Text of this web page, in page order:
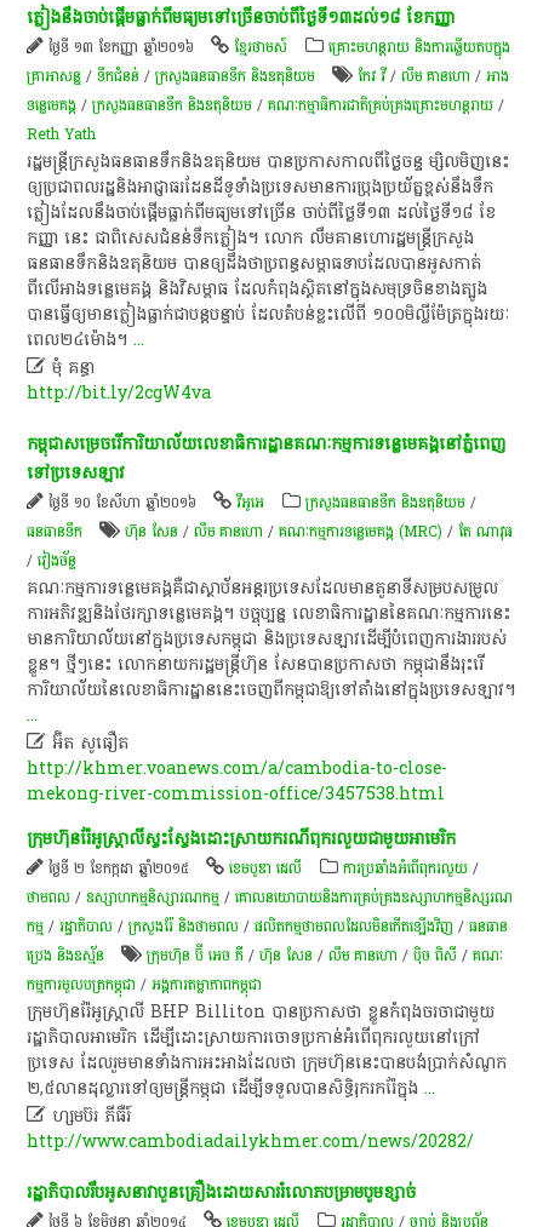
ភ្លៀង​​នឹង​ចាប់​ផ្តើម​ធ្លាក់​ពី​មធ្យម​ទៅ​ច្រើន​ចាប់​ពី​ថ្ងៃ​ទី​១៣​ដល់​​​១៨ ​ខែ​កញ្ញា
ថ្ងៃទី ១៣ ខែកញ្ញា ឆ្នាំ២០១៦ ខ្មែរថាមស៍
គ្រោះមហន្តរាយ និងការឆ្លើយតបក្នុង
គ្រាអាសន្ន /ទឹកជំនន់ /ក្រសួងធនធានទឹក និងឧតុនិយម កែវ វី/លឹម គាន​ហោ /អាង
ទន្លេមេគង្គ /ក្រសួងធនធានទឹក និងឧតុនិយម /គណៈកម្មាធិការ​ជាតិ​គ្រប់​គ្រង​គ្រោះ​មហន្តរាយ​ /
Reth Yath
រដ្ឋមន្ត្រីក្រសួងធនធានទឹកនិងឧតុនិយម បានប្រកាសកាលពីថ្ងៃចន្ទ ម្សិលមិញនេះ
ឲ្យប្រជាពលរដ្ឋនិងអាជ្ញាធរដែនដីទូទាំងប្រទេសមានការប្រុងប្រយ័ត្នខ្ពស់នឹងទឹក
ភ្លៀងដែលនឹងចាប់ផ្តើមធ្លាក់ពីមធ្យមទៅច្រើន ចាប់ពីថ្ងៃទី១៣ ដល់ថ្ងៃទី១៨ ខែ
កញ្ញា នេះ ជាពិសេសជំនន់ទឹកភ្លៀង។ លោក លឹមគានហោរដ្ឋមន្ត្រីក្រសួង
ធនធានទឹកនិងឧតុនិយម បានឲ្យដឹងថាប្រពន្ធសម្ពាធទាបដែលបានអូសកាត់
ពីលើអាងទន្លេមេគង្គ និងវិសម្ពាធ ដែលកំពុងស្ថិតនៅក្នុងសមុទ្រចិនខាងត្បូង
បានធ្វើឲ្យមានភ្លៀងធ្លាក់ជាបន្តបន្ទាប់ ដែលតំបន់ខ្លះលើពី ១០០មិល្លីម៉ែត្រក្នុងរយៈ
ពេល២៤ម៉ោង។...
 មុំ គន្ធា
http://bit.ly/2cgW4va
កម្ពុជា​សម្រេច​រើ​ការិយាល័យ​​លេខាធិការដ្ឋាន​គណៈកម្មការ​ទន្លេ​មេគង្គ​នៅ​ភ្នំពេញ​
ទៅ​ប្រទេស​ឡាវ​
ថ្ងៃទី ១០ ខែសីហា ឆ្នាំ២០១៦ វីអូអេ ក្រសួងធនធានទឹក និងឧតុនិយម /
ធនធាន​ទឹក​
ហ៊ុន សែន /លឹម គាន​ហោ /គណៈកម្មការ​ទន្លេ​មេគង្គ (MRC) /តែ ណាវុធ
/វៀង​ច័ន្ទ​
គណៈកម្មការទន្លេមេគង្គគឺជាស្ថាប័នអន្តរប្រទេសដែលមានតួនាទីសម្របសម្រួល
ការអភិវឌ្ឍនិងថែរក្សាទន្លេមេគង្គ។ បច្ចុប្បន្ន លេខាធិការដ្ឋាននៃគណៈកម្មការនេះ
មានការិយាល័យនៅក្នុងប្រទេសកម្ពុជា និងប្រទេសឡាវដើម្បីបំពេញការងាររបស់
ខ្លួន។ ថ្មីៗនេះ លោកនាយករដ្ឋមន្ត្រីហ៊ុន សែនបានប្រកាសថា កម្ពុជានឹងរុះរើ
ការិយាល័យនៃលេខាធិការដ្ឋាននេះចេញពីកម្ពុជាឱ្យទៅតាំងនៅក្នុងប្រទេសឡាវ។
...
 អ៊ិត សូធឿត
http://khmer.voanews.com/a/cambodia-to-close-
mekong-river-commission-office/3457538.html
ក្រុមហ៊ុន​រ៉ែ​អូស្ត្រាលី​ស្វះស្វែង​ដោះស្រាយ​ករណី​ពុករលួយ​ជាមួយ​អាមេរិក
ថ្ងៃទី ២ ខែកក្កដា ឆ្នាំ២០១៥ ខេមបូឌា ដេលី ការប្រឆាំងអំពើពុករលួយ /
ថាមពល /ឧស្សាហកម្មនិស្សារណកម្ម /គោលនយោបាយនិងការគ្រប់គ្រងឧស្សាហកម្មនិស្សរណ
កម្ម /រដ្ឋាភិបាល /ក្រសួងរ៉ែ និងថាមពល /ផលិតកម្មថាមពលដែលមិនកើតឡើងវិញ /ធនធាន
ប្រេង និងឧស្ម័ន
ក្រុមហ៊ុន ប៊ី អេច ភី /ហ៊ុន សែន /លឹម គាន​ហោ /ប៉ិច ពិសី /គណៈ​​
កម្មការ​មូលបត្រ​កម្ពុជា /អង្គការតម្លាភាពកម្ពុជា
ក្រុមហ៊ុន​រ៉ែ​អូស្ត្រាលី BHP Billiton បាន​ប្រកាស​ថា ខ្លួន​កំពុង​ចរចា​ជាមួយ​
រដ្ឋាភិបាល​អាមេរិក ដើម្បី​ដោះស្រាយ​ការ​ចោទ​ប្រកាន់​អំពើ​ពុក​រលួយ​នៅ​ក្រៅ​
ប្រទេស ដែល​រួម​មាន​ទាំង​ការ​អះអាង​ដែល​ថា ក្រុមហ៊ុន​នេះ​បាន​បង់​ប្រាក់​សំណូក​
២,៥​លាន​ដុល្លារ​ទៅ​ឲ្យ​មន្ត្រី​កម្ពុជា ដើម្បី​ទទួល​បាន​សិទ្ធិ​រុករក​រ៉ែ​ក្នុង...
 ហ្សមប៊រ ភីធឺរ៍
http://www.cambodiadailykhmer.com/news/20282/
រដ្ឋាភិបាល​រឹបអូស​​​នាវា​បួនគ្រឿង​​ដោយសារ​​រំលោភ​​បម្រាម​បូម​ខ្សាច់​